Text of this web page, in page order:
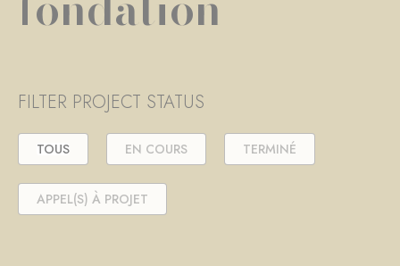
FILTER PROJECT STATUS
TOUS EN COURS TERMINÉ
APPEL(S) À PROJET